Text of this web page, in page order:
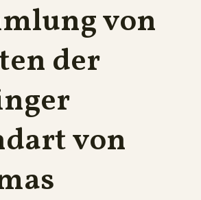
von
der
von